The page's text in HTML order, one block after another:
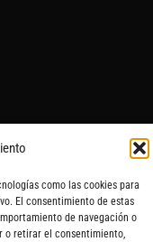
como las cookies para
El consentimiento de estas
de navegación o
o retirar el consentimiento,